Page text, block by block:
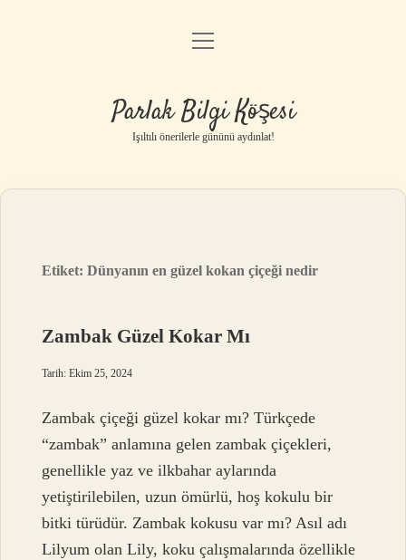
Anasayfa
Yasal Uyarı
menüyü
Parlak Bilgi Köşesi
Işıltılı önerilerle gününü aydınlat!
Etiket:Dünyanın en güzel kokan çiçeği nedir
Zambak Güzel Kokar Mı
Tarih: Ekim 25, 2024
Zambak çiçeği güzel kokar mı? Türkçede
“zambak” anlamına gelen zambak çiçekleri,
genellikle yaz ve ilkbahar aylarında
yetiştirilebilen, uzun ömürlü, hoş kokulu bir
bitki türüdür. Zambak kokusu var mı? Asıl adı
Lilyum olan Lily, koku çalışmalarında özellikle